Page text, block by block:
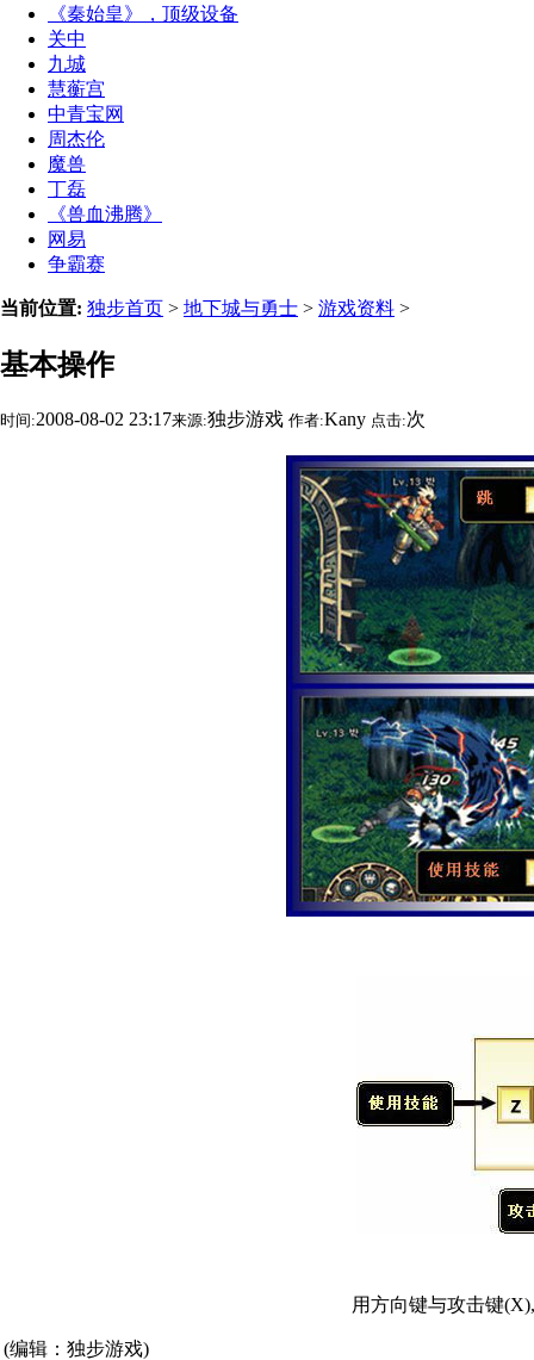
《秦始皇》，顶级设备
关中
九城
慧蘅宫
中青宝网
周杰伦
魔兽
丁磊
《兽血沸腾》
网易
争霸赛
当前位置: 独步首页 > 地下城与勇士 > 游戏资料 >
基本操作
时间:2008-08-02 23:17来源:独步游戏 作者:Kany 点击:次
用方向键与攻击键
(编辑：独步游戏)